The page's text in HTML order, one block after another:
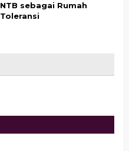
NTB sebagai Rumah
Toleransi